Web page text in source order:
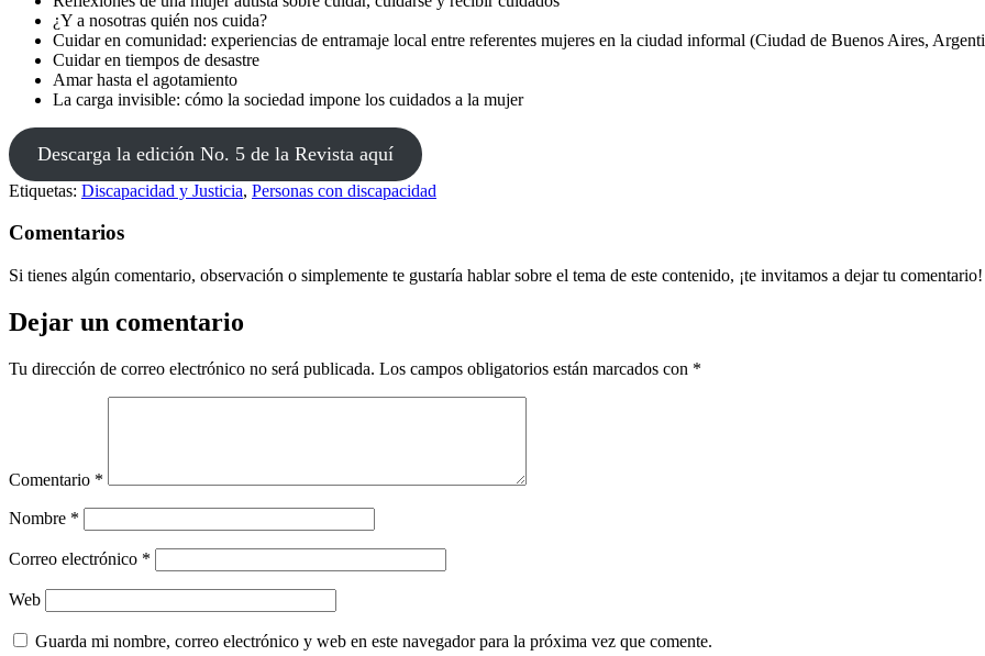
¿Y a nosotras quién nos cuida?
Cuidar en comunidad: experiencias de entramaje local entre referentes mujeres en la ciudad informal (Ciudad de Buenos Aires,
Cuidar en tiempos de desastre
Amar hasta el agotamiento
La carga invisible: cómo la sociedad impone los cuidados a la mujer
Descarga la edición No. 5 de la Revista aquí
Etiquetas: Discapacidad y Justicia, Personas con discapacidad
Comentarios
Si tienes algún comentario, observación o simplemente te gustaría hablar sobre el tema de este contenido, ¡te invitamos a dejar tu comentario!
Dejar un comentario
Tu dirección de correo electrónico no será publicada. Los campos obligatorios están marcados con *
Comentario *
Nombre *
Correo electrónico *
Web
Guarda mi nombre, correo electrónico y web en este navegador para la próxima vez que comente.